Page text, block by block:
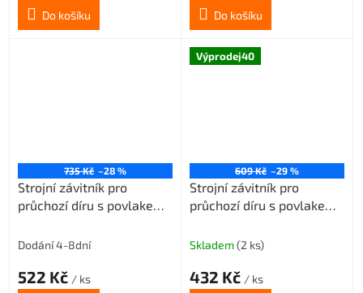
Do košíku
Do košíku
735 Kč –28 %
Strojní závitník pro
průchozí díru s povlakem
ISO2/6H
Dodání 4-8dní
522 Kč / ks
Výprodej40
609 Kč –29 %
Strojní závitník pro
průchozí díru s povlakem
ISO2/6H
Skladem(2 ks)
432 Kč / ks